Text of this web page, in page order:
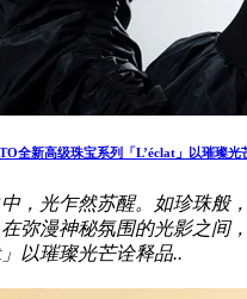
全新高级珠宝系列「L’éclat」以璀璨光
，光乍然苏醒。如珍珠般
弥漫神秘氛围的光影之间
」以璀璨光芒诠释品..